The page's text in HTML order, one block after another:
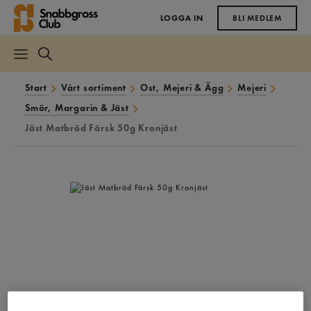
LOGGA IN BLI MEDLEM
Start Vårt sortiment Ost, Mejeri & Ägg
Mejeri
Smör, Margarin & Jäst
Jäst Matbröd Färsk 50g Kronjäst